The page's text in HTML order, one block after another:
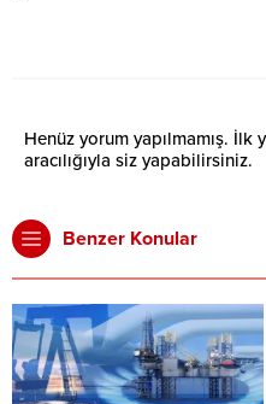
Henüz yorum yapılmamış. İlk
aracılığıyla siz yapabilirsiniz.
Benzer Konular